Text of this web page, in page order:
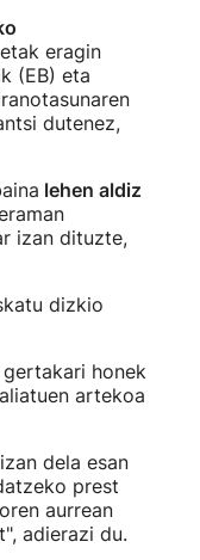
eragin
(EB) eta
dutenez,
lehen aldiz
izan dituzte,
dizkio
honek
artekoa
dela esan
prest
aurrean
adierazi du.